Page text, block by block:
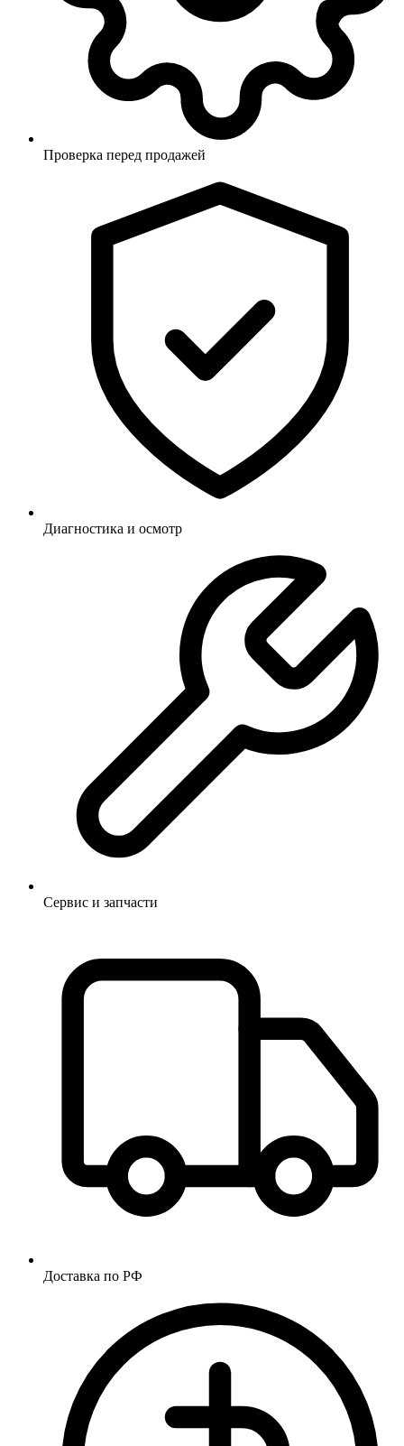
Проверка перед продажей
Диагностика и осмотр
Сервис и запчасти
Доставка по РФ